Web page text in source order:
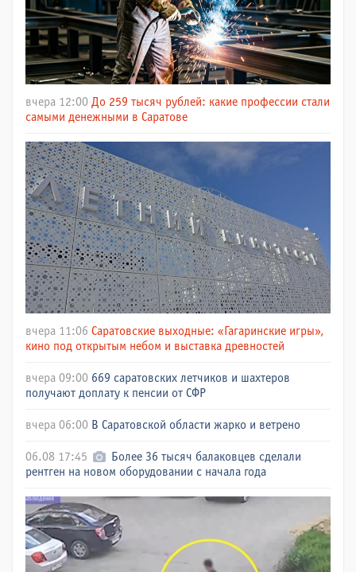
вчера 12:00 До 259 тысяч рублей: какие профессии стали
самыми денежными в Саратове
вчера 11:06 Саратовские выходные: «Гагаринские игры»,
кино под открытым небом и выставка древностей
вчера 09:00 669 саратовских летчиков и шахтеров
получают доплату к пенсии от СФР
вчера 06:00 В Саратовской области жарко и ветрено
06.08 17:45
Более 36 тысяч балаковцев сделали
рентген на новом оборудовании с начала года